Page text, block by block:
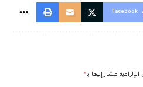
Facebook
مشار إليها بـ *